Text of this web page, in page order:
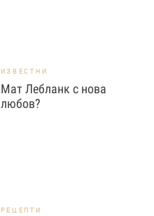
ИЗВЕСТНИ
Мат Лебланк с нова
любов?
РЕЦЕПТИ